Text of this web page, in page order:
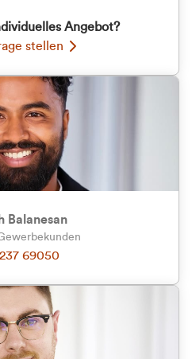
Sie?
(inkl. MwSt.)
(exkl. MwSt.)
Angebot?
stellen
Balanesan
69050